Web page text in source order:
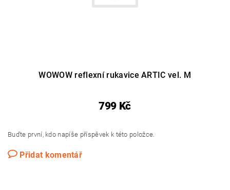
WOWOW reflexní rukavice ARTIC vel. M
799 Kč
Buďte první, kdo napíše příspěvek k této položce.
Přidat komentář